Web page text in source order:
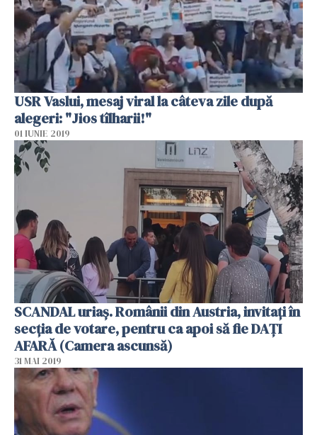
USR Vaslui, mesaj viral la câteva zile după
alegeri: "Jios tîlharii!"
01 IUNIE 2019
SCANDAL uriaș. Românii din Austria, invitați în
secția de votare, pentru ca apoi să fie DAȚI
AFARĂ (Camera ascunsă)
31 MAI 2019